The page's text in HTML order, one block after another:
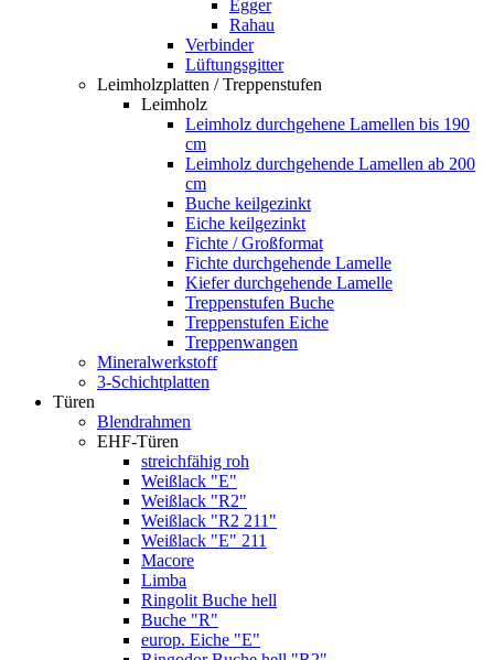
Egger
Rahau
Verbinder
Lüftungsgitter
Leimholzplatten / Treppenstufen
Leimholz
Leimholz durchgehene Lamellen bis 190
cm
Leimholz durchgehende Lamellen ab 200
cm
Buche keilgezinkt
Eiche keilgezinkt
Fichte / Großformat
Fichte durchgehende Lamelle
Kiefer durchgehende Lamelle
Treppenstufen Buche
Treppenstufen Eiche
Treppenwangen
Mineralwerkstoff
3-Schichtplatten
Türen
Blendrahmen
EHF-Türen
streichfähig roh
Weißlack "E"
Weißlack "R2"
Weißlack "R2 211"
Weißlack "E" 211
Macore
Limba
Ringolit Buche hell
Buche "R"
europ. Eiche "E"